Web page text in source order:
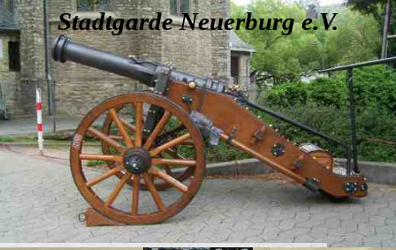
Stadtgarde Neuerburg e.V.